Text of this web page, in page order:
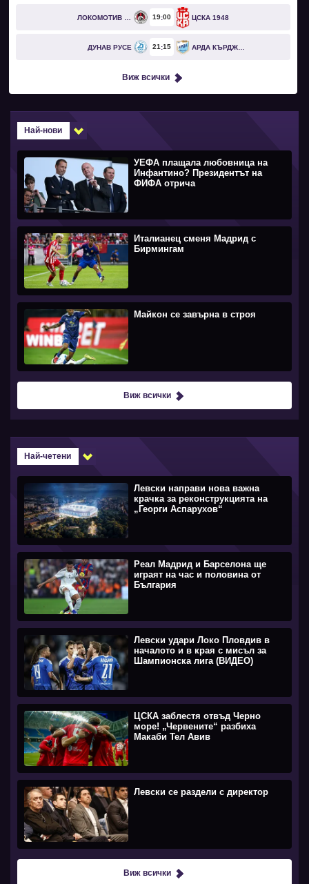
ЛОКОМОТИВ СОФИЯ 19 00 ЦСКА 1948
ДУНАВ РУСЕ 21 15 АРДА КЪРДЖАЛИ
Виж всички
Най-нови
УЕФА плащала любовница на
Инфантино? Президентът на
ФИФА отрича
Италианец сменя Мадрид с
Бирмингам
Майкон се завърна в строя
Виж всички
Най-четени
Левски направи нова важна
крачка за реконструкцията на
„Георги Аспарухов“
Реал Мадрид и Барселона ще
играят на час и половина от
България
Левски удари Локо Пловдив в
началото и в края с мисъл за
Шампионска лига (ВИДЕО)
ЦСКА заблестя отвъд Черно
море! „Червените“ разбиха
Макаби Тел Авив
Левски се раздели с директор
Виж всички